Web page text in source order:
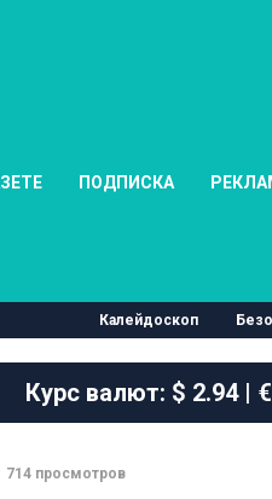
ПОДПИСКА
Калейдоскоп
Курс валют: $ 2.94 |
714 просмотров